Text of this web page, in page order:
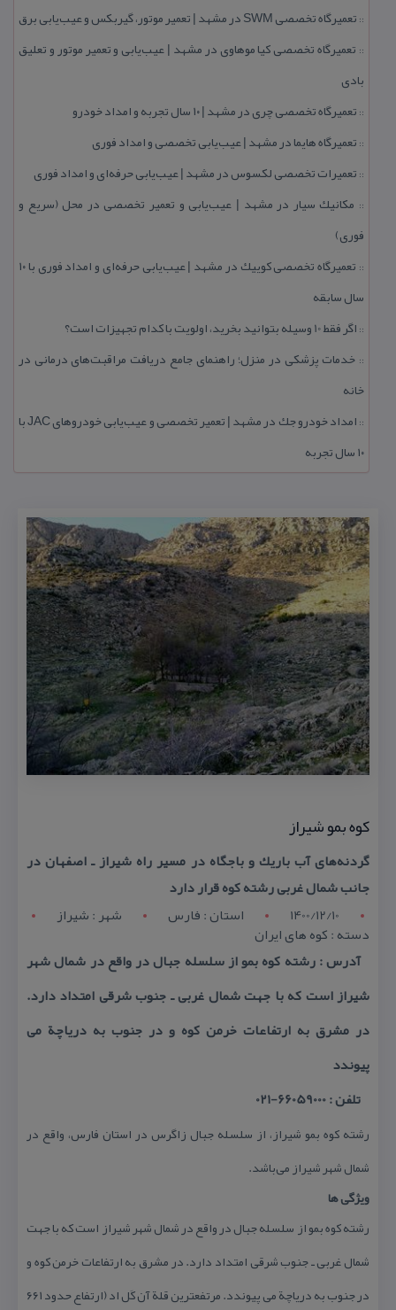
:: تعمیرگاه تخصصی SWM در مشهد | تعمیر موتور، گیربكس و عیب‌یابی برق
:: تعمیرگاه تخصصی كیا موهاوی در مشهد | عیب‌یابی و تعمیر موتور و تعلیق
بادی
:: تعمیرگاه تخصصی چری در مشهد | ۱۰ سال تجربه و امداد خودرو
:: تعمیرگاه هایما در مشهد | عیب‌یابی تخصصی و امداد فوری
:: تعمیرات تخصصی لكسوس در مشهد | عیب‌یابی حرفه‌ای و امداد فوری
:: مكانیك سیار در مشهد | عیب‌یابی و تعمیر تخصصی در محل (سریع و
فوری)
::
تعمیرگاه تخصصی كوییك در مشهد | عیب‌یابی حرفه‌ای و امداد فوری با ۱۰
سال سابقه
:: اگر فقط 10 وسیله بتوانید بخرید، اولویت با كدام تجهیزات است؟
:: خدمات پزشكی در منزل؛ راهنمای جامع دریافت مراقبت‌های درمانی در
خانه
::
امداد خودرو جك در مشهد | تعمیر تخصصی و عیب‌یابی خودروهای JAC با
۱۰ سال تجربه
كوه بمو شیراز
گردنه‌های آب باریك و باجگاه در مسیر راه شیراز ـ اصفهان در
جانب شمال غربی رشته كوه قرار دارد
1400/12/10
استان : فارس شهر : شيراز
دسته : كوه های ایران
آدرس : رشته كوه بمو از سلسله جبال در واقع در شمال شهر
شیراز است كه با جهت شمال غربی ـ جنوب شرقی امتداد دارد.
در مشرق به ارتفاعات خرمن كوه و در جنوب به دریاچة می
پیوندد
تلفن : 66059000-021
رشته كوه بمو شیراز، از سلسله جبال زاگرس در استان فارس، واقع در
شمال شهر شیراز می‌باشد.
ویژگی ها
رشته كوه بمو از سلسله جبال در واقع در شمال شهر شیراز است كه با جهت
شمال غربی ـ جنوب شرقی امتداد دارد. در مشرق به ارتفاعات خرمن كوه و
در جنوب به دریاچة می پیوندد. مرتفعترین قلة آن كَل اد (ارتفاع حدود ۶۶۱